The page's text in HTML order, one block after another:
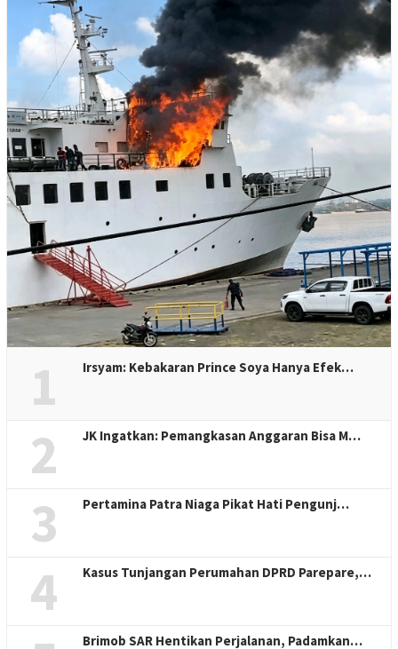
1 Irsyam: Kebakaran Prince Soya Hanya Efek…
2 JK Ingatkan: Pemangkasan Anggaran Bisa M…
3 Pertamina Patra Niaga Pikat Hati Pengunj…
4 Kasus Tunjangan Perumahan DPRD Parepare,…
Brimob SAR Hentikan Perjalanan, Padamkan…